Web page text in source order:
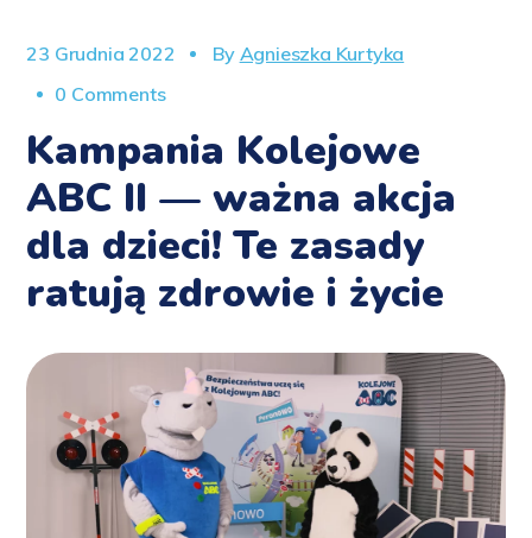
23 Grudnia 2022 By Agnieszka Kurtyka
0 Comments
Kampania Kolejowe
ABC II — ważna akcja
dla dzieci! Te zasady
ratują zdrowie i życie